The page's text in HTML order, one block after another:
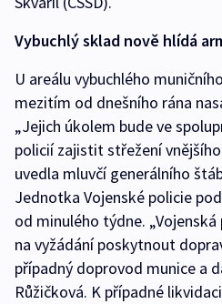
Vybuchlý sklad nově hlídá
U areálu vybuchlého
mezitím od dnešního rána
„Jejich úkolem bude ve
policií zajistit střežení
uvedla mluvčí generálního
Jednotka Vojenské policie
od minulého týdne.
na vyžádání poskytnout
případný doprovod munice a
Růžičková. K případné